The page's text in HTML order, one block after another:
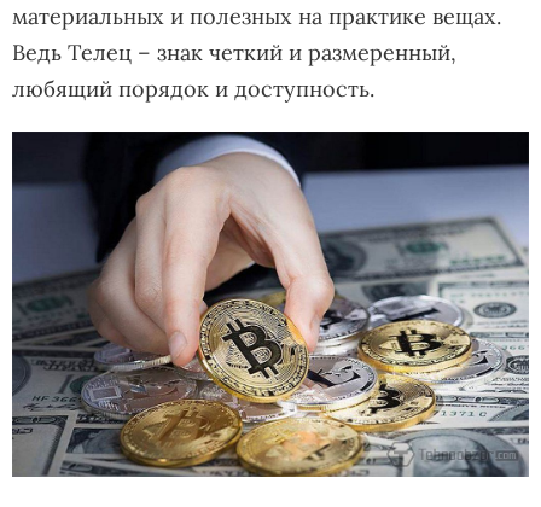
материальных и полезных на практике вещах.
Ведь Телец – знак четкий и размеренный,
любящий порядок и доступность.